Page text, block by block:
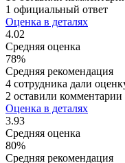
1 официальный ответ
Оценка в деталях
4.02
Средняя оценка
78%
Средняя рекомендация
4 сотрудника дали
2 оставили комментарии
Оценка в деталях
3.93
Средняя оценка
80%
Средняя рекомендация